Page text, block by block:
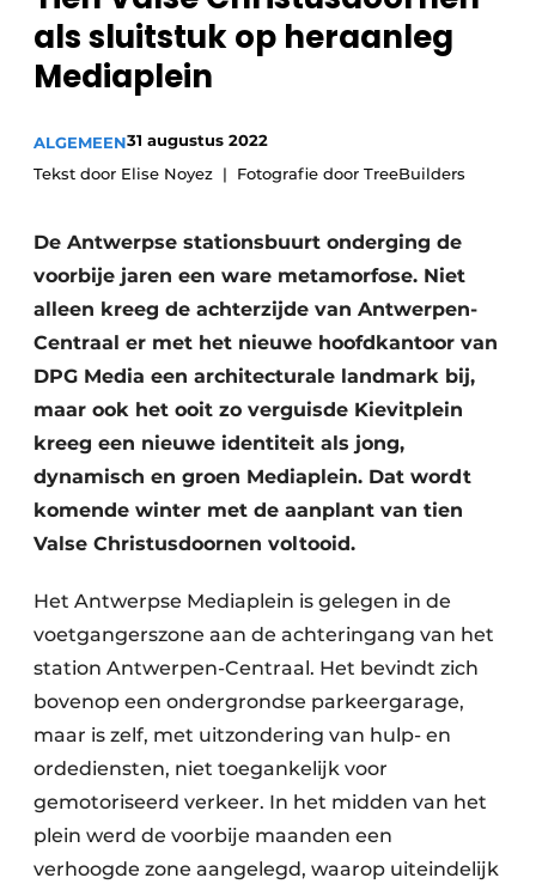
Privacy / Cookie statement
Vacature aanmelden
Video’s
als sluitstuk op heraanleg
Mediaplein
ALGEMEEN31 augustus 2022
Tekst door Elise Noyez
Fotografie door TreeBuilders
De Antwerpse stationsbuurt onderging de
voorbije jaren een ware metamorfose. Niet
alleen kreeg de achterzijde van Antwerpen-
Centraal er met het nieuwe hoofdkantoor van
DPG Media een architecturale landmark bij,
maar ook het ooit zo verguisde Kievitplein
kreeg een nieuwe identiteit als jong,
dynamisch en groen Mediaplein. Dat wordt
komende winter met de aanplant van tien
Valse Christusdoornen voltooid.
Het Antwerpse Mediaplein is gelegen in de
voetgangerszone aan de achteringang van het
station Antwerpen-Centraal. Het bevindt zich
bovenop een ondergrondse parkeergarage,
maar is zelf, met uitzondering van hulp- en
ordediensten, niet toegankelijk voor
gemotoriseerd verkeer. In het midden van het
plein werd de voorbije maanden een
verhoogde zone aangelegd, waarop uiteindelijk